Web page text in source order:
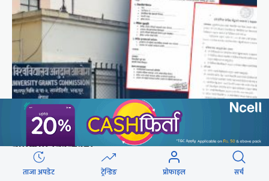
शैक्षिक क्रेडिट बैंक : विदेशमा अध्ययन पूरा नगरी फर्किए
नेपालमा निरन्तरता
ताजा अपडेट ट्रेन्डिङ प्रोफाइल सर्च